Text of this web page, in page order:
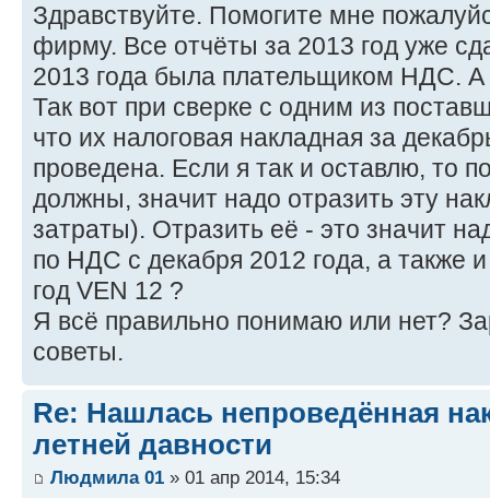
Здравствуйте. Помогите мне
фирму. Все отчёты за 2013 год уже
2013 года была плательщиком НДС. А
Так вот при сверке с одним из
что их налоговая накладная за
проведена. Если я так и оставлю, то
должны, значит надо отразить эту
затраты). Отразить её - это значит
по НДС с декабря 2012 года, а также
год VEN 12 ?
Я всё правильно понимаю или нет?
советы.
Re: Нашлась непроведённая
летней давности
Людмила 01 » 01 апр 2014, 15:34